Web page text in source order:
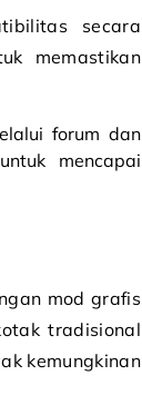
secara
memastikan
forum dan
mencapai
mod grafis
tradisional
kemungkinan